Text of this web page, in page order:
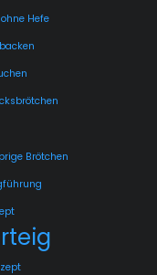
Hefe
Brötchen